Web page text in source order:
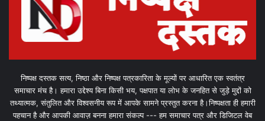
निष्पक्ष दस्तक सत्य, निष्ठा और निष्पक्ष पत्रकारिता के मूल्यों पर आधारित एक स्वतंत्र
समाचार मंच है। हमारा उद्देश्य बिना किसी भय, पक्षपात या लोभ के जनहित से जुड़े मुद्दों को
तथ्यात्मक, संतुलित और विश्वसनीय रूप में आपके सामने प्रस्तुत करना है।निष्पक्षता ही हमारी
पहचान है और आपकी आवाज़ बनना हमारा संकल्प --- हम समाचार पत्र और डिजिटल वेब